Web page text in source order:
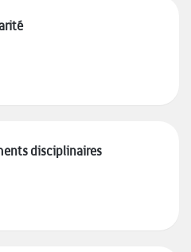
disciplinaires